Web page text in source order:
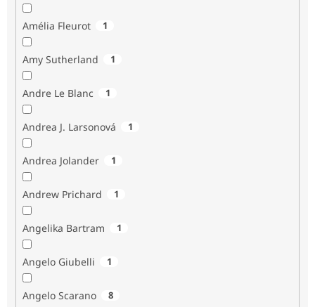
Amélia Fleurot 1
Amy Sutherland 1
Andre Le Blanc 1
Andrea J. Larsonová 1
Andrea Jolander 1
Andrew Prichard 1
Angelika Bartram 1
Angelo Giubelli 1
Angelo Scarano 8